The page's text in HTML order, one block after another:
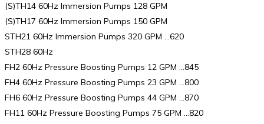
(S)TH14 60Hz Immersion Pumps 128 GPM
(S)TH17 60Hz Immersion Pumps 150 GPM
STH21 60Hz Immersion Pumps 320 GPM …620
STH28 60Hz
FH2 60Hz Pressure Boosting Pumps 12 GPM …845
FH4 60Hz Pressure Boosting Pumps 23 GPM …800
FH6 60Hz Pressure Boosting Pumps 44 GPM …870
FH11 60Hz Pressure Boosting Pumps 75 GPM …820